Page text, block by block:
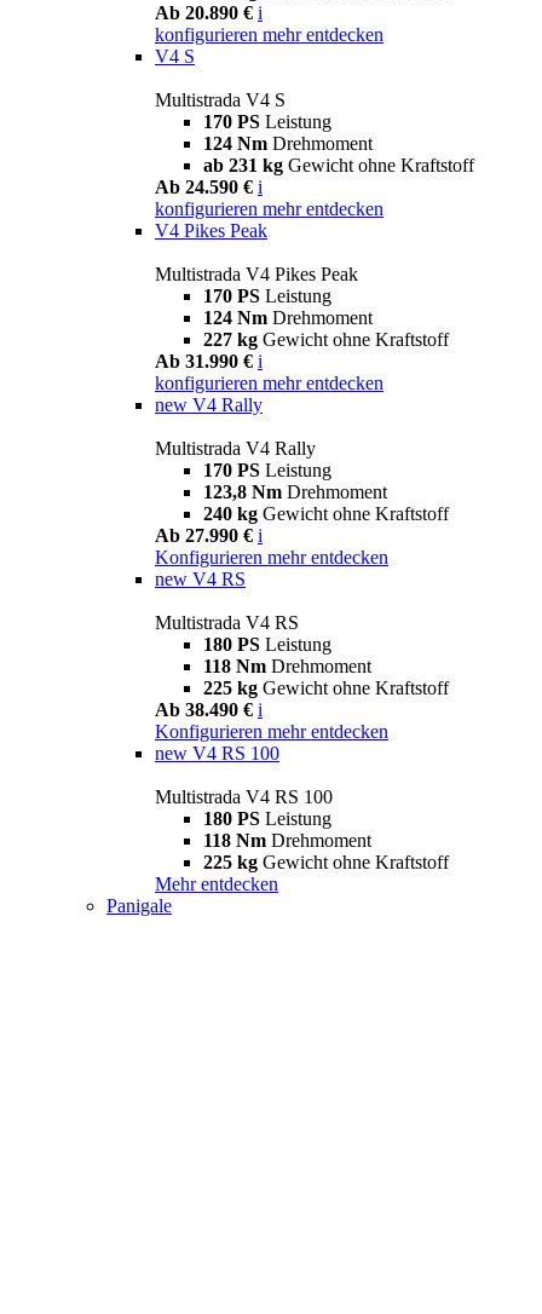
Ab 20.890 € i
konfigurieren mehr entdecken
V4 S
Multistrada V4 S
170 PS Leistung
124 Nm Drehmoment
ab 231 kg Gewicht ohne Kraftstoff
Ab 24.590 € i
konfigurieren mehr entdecken
V4 Pikes Peak
Multistrada V4 Pikes Peak
170 PS Leistung
124 Nm Drehmoment
227 kg Gewicht ohne Kraftstoff
Ab 31.990 € i
konfigurieren mehr entdecken
new V4 Rally
Multistrada V4 Rally
170 PS Leistung
123,8 Nm Drehmoment
240 kg Gewicht ohne Kraftstoff
Ab 27.990 € i
Konfigurieren mehr entdecken
new V4 RS
Multistrada V4 RS
180 PS Leistung
118 Nm Drehmoment
225 kg Gewicht ohne Kraftstoff
Ab 38.490 € i
Konfigurieren mehr entdecken
new V4 RS 100
Multistrada V4 RS 100
180 PS Leistung
118 Nm Drehmoment
225 kg Gewicht ohne Kraftstoff
Mehr entdecken
Panigale